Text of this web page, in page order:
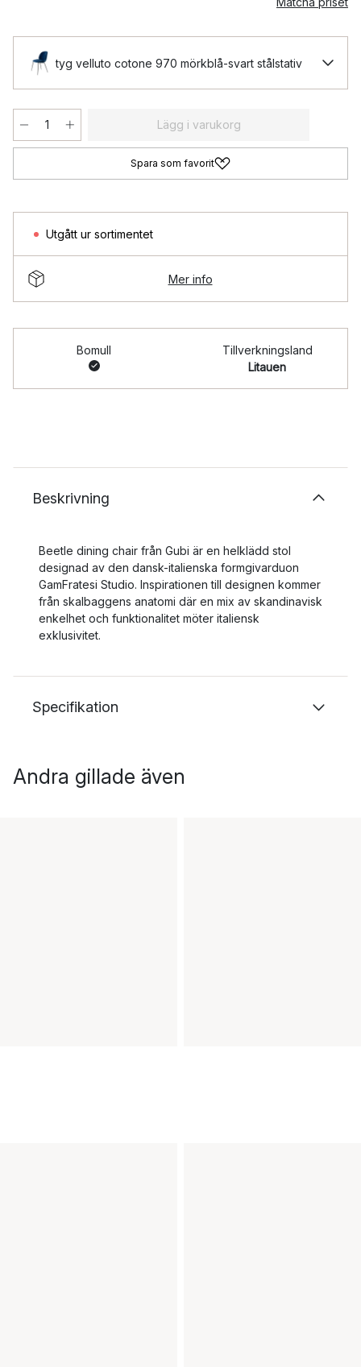
tyg velluto cotone 970 mörkblå-svart stålstativ
Lägg i varukorg
Spara som favorit
Utgått ur sortimentet
Mer info
Bomull
Tillverkningsland
Litauen
Beskrivning
Beetle dining chair från Gubi är en helklädd stol
designad av den dansk-italienska formgivarduon
GamFratesi Studio. Inspirationen till designen kommer
från skalbaggens anatomi där en mix av skandinavisk
enkelhet och funktionalitet möter italiensk
exklusivitet.
Specifikation
Andra gillade även